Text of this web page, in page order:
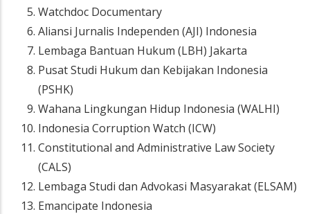
Watchdoc Documentary
Aliansi Jurnalis Independen (AJI) Indonesia
Lembaga Bantuan Hukum (LBH) Jakarta
Pusat Studi Hukum dan Kebijakan Indonesia
(PSHK)
Wahana Lingkungan Hidup Indonesia (WALHI)
Indonesia Corruption Watch (ICW)
Constitutional and Administrative Law Society
(CALS)
Lembaga Studi dan Advokasi Masyarakat (ELSAM)
Emancipate Indonesia